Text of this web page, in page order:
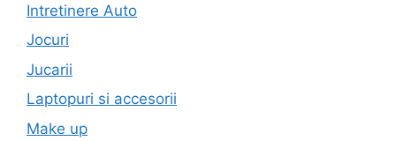
Intretinere Auto
Jocuri
Jucarii
Laptopuri si accesorii
Make up